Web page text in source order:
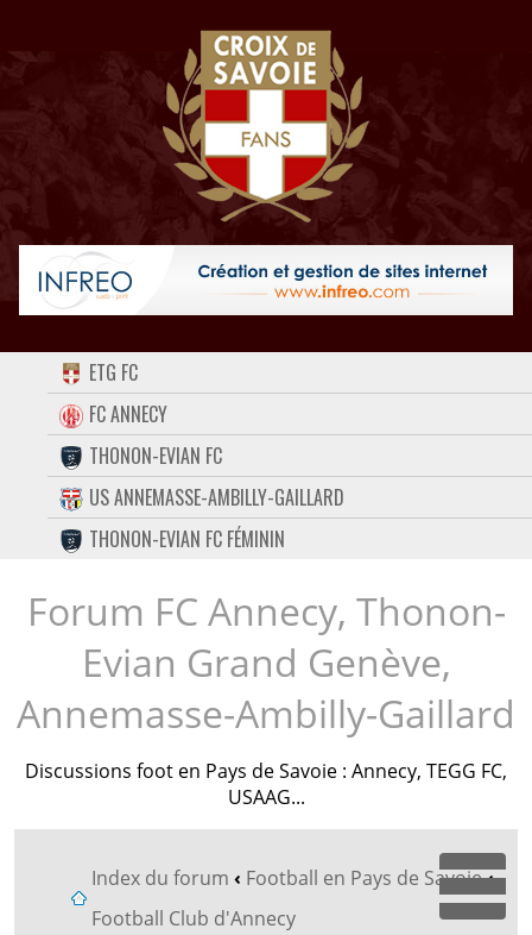
ACCUEIL
FORUM
CONTACT
FACEBOOK
TWITTER
INSTAGRAM
ETG FC
FC ANNECY
THONON-EVIAN FC
US ANNEMASSE-AMBILLY-GAILLARD
THONON-EVIAN FC FÉMININ
Forum FC Annecy, Thonon-
Evian Grand Genève,
Annemasse-Ambilly-Gaillard
Discussions foot en Pays de Savoie : Annecy, TEGG FC,
USAAG...
Index du forum ‹ Football en Pays de Savoie‹
Football Club d'Annecy